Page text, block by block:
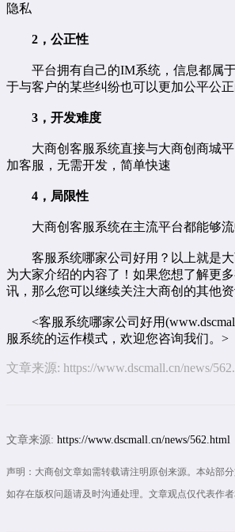
隐私
2，公正性
平台拥有自己的IM系统，信息都属于
于与客户的某些纠纷也可以更加公平公
3，开发难度
大商创客服系统直接与大商创商城平
加客服，无需开发，简单快速
4，局限性
大商创客服系统在主流平台都能够流
客服系统哪家公司好用？以上就是大
为大家介绍的内容了！如果您想了解更
讯，那么您可以继续关注大商创的其他资
<客服系统哪家公司好用
服系统的运作模式，欢迎您咨询我们。>
文章来源: https://www.dscmall.cn/news/
文章来源: https://www.dscmall.cn/news/562.html
声明：大商创文章如需转载请注明原创来源。本站部
如存在版权问题请及时沟通处理。文章观点仅代表作者